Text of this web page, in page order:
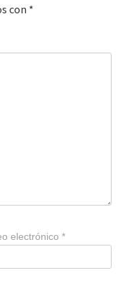
con *
electrónico*